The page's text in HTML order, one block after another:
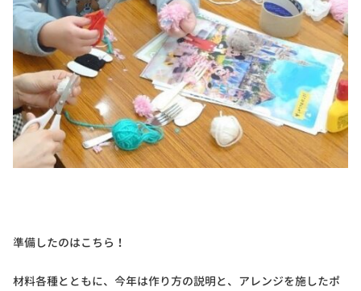
準備したのはこちら！
材料各種とともに、今年は作り方の説明と、アレンジを施したポ